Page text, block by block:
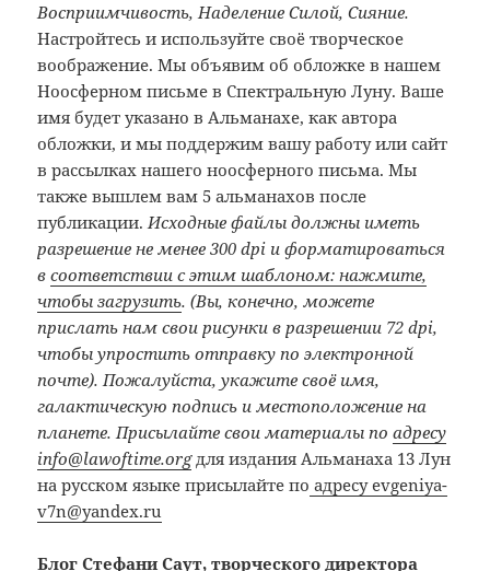
Восприимчивость, Наделение Силой, Сияние.
Настройтесь и используйте своё творческое
воображение. Мы объявим об обложке в нашем
Ноосферном письме в Спектральную Луну. Ваше
имя будет указано в Альманахе, как автора
обложки, и мы поддержим вашу работу или сайт
в рассылках нашего ноосферного письма. Мы
также вышлем вам 5 альманахов после
публикации.Исходные файлы должны иметь
разрешение не менее 300 dpi и форматироваться
всоответствии с этим шаблоном: нажмите,
чтобы загрузить. (Вы, конечно, можете
прислать нам свои рисунки в разрешении 72 dpi,
чтобы упростить отправку по электронной
почте). Пожалуйста, укажите своё имя,
галактическую подпись и местоположение на
планете. Присылайте свои материалы поадресу
info@lawoftime.orgдля издания Альманаха 13 Лун
на русском языке присылайте по адресу evgeniya-
v7n@yandex.ru
Блог Стефани Саут, творческого директора